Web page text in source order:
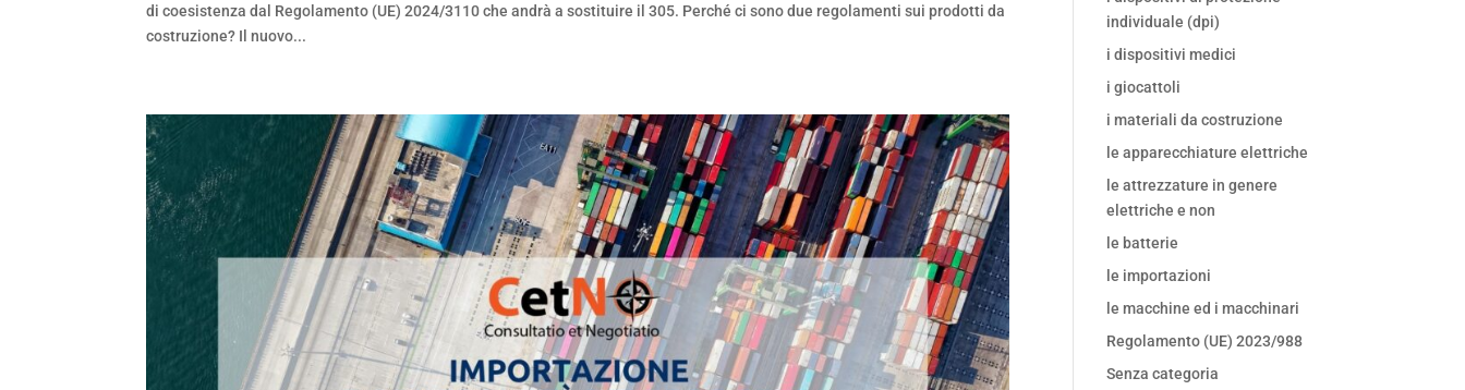
di coesistenza dal Regolamento (UE) 2024/3110 che andrà a sostituire il 305. Perché ci sono due regolamenti sui prodotti da
costruzione? Il nuovo...
individuale (dpi)
i dispositivi medici
i giocattoli
i materiali da costruzione
le apparecchiature elettriche
le attrezzature in genere
elettriche e non
le batterie
le importazioni
le macchine ed i macchinari
Regolamento (UE) 2023/988
Senza categoria